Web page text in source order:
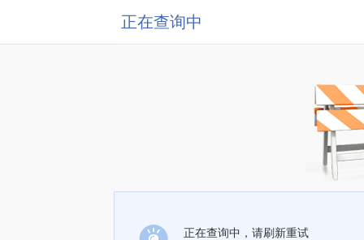
正在查询中
正在查询中，请刷新重试